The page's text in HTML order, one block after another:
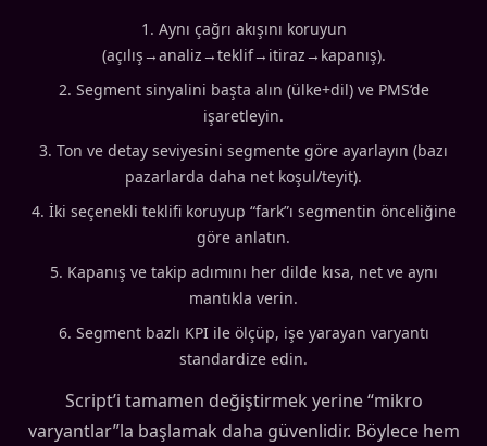
Aynı çağrı akışını koruyun
(açılış→analiz→teklif→itiraz→kapanış).
Segment sinyalini başta alın (ülke+dil) ve PMS’de
işaretleyin.
Ton ve detay seviyesini segmente göre ayarlayın (bazı
pazarlarda daha net koşul/teyit).
İki seçenekli teklifi koruyup “fark”ı segmentin önceliğine
göre anlatın.
Kapanış ve takip adımını her dilde kısa, net ve aynı
mantıkla verin.
Segment bazlı KPI ile ölçüp, işe yarayan varyantı
standardize edin.
Script’i tamamen değiştirmek yerine “mikro
varyantlar”la başlamak daha güvenlidir. Böylece hem